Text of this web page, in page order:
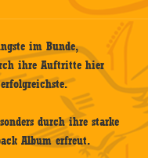
im Bunde,
ihre Auftritte hier
durch ihre starke
Album erfreut.